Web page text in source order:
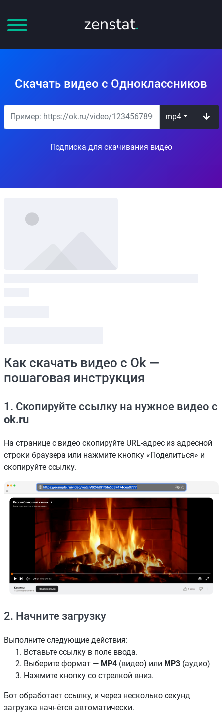
zenstat.
Скачать видео с Одноклассников
mp4
Подписка для скачивания видео
Как скачать видео с Ok —
пошаговая инструкция
1. Скопируйте ссылку на нужное видео с
ok.ru
На странице с видео скопируйте URL-адрес из адресной
строки браузера или нажмите кнопку «Поделиться» и
скопируйте ссылку.
2. Начните загрузку
Выполните следующие действия:
Вставьте ссылку в поле ввода.
Выберите формат — MP4(видео) или MP3(аудио)
Нажмите кнопку со стрелкой вниз.
Бот обработает ссылку, и через несколько секунд
загрузка начнётся автоматически.